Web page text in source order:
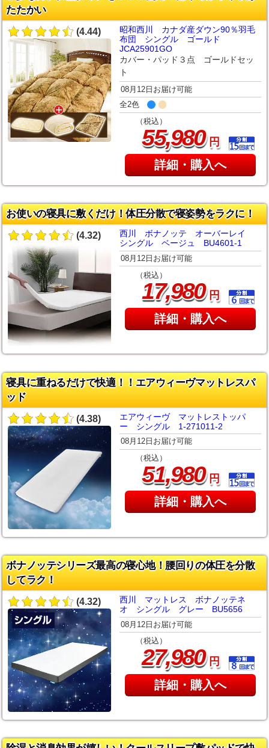
たたかい
(4.44)
昭和西川 カナダ産ダウン90％羽毛
布団 シングル ゴールド
JCA25901GO
カバー・パッド３点 ゴールドセッ
ト
08月12日お届け可能
全2色
（税込）
55,980円
詳細・購入へ
お使いの寝具に敷くだけ！体圧分散で寝姿勢をラクに！
(4.32)
西川 ボナノッテ オーバーレイ
シングル ベージュ BU4601-1
08月12日お届け可能
（税込）
17,980円
詳細・購入へ
寝具に重ねるだけで快適！！エアウィーヴマットレスパ
ッド
(4.38)
エアウィーヴ マットレストッパ
ー シングル 1-271011-2
08月12日お届け可能
（税込）
51,980円
詳細・購入へ
ボナノッテシリーズ最高の寝心地！腰回りの体圧を分散
してラク！
(4.32)
西川 マットレス ボナノッテネ
オ シングル グレー BU5656
08月12日お届け可能
（税込）
27,980円
詳細・購入へ